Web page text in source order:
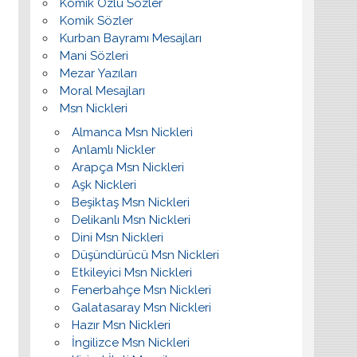
Komik Özlü Sözler
Komik Sözler
Kurban Bayramı Mesajları
Mani Sözleri
Mezar Yazıları
Moral Mesajları
Msn Nickleri
Almanca Msn Nickleri
Anlamlı Nickler
Arapça Msn Nickleri
Aşk Nickleri
Beşiktaş Msn Nickleri
Delikanlı Msn Nickleri
Dini Msn Nickleri
Düşündürücü Msn Nickleri
Etkileyici Msn Nickleri
Fenerbahçe Msn Nickleri
Galatasaray Msn Nickleri
Hazır Msn Nickleri
İngilizce Msn Nickleri